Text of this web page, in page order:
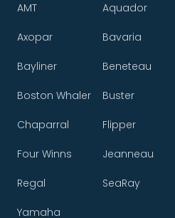
AMT Aquador
Axopar Bavaria
Bayliner Beneteau
Boston Whaler Buster
Chaparral Flipper
Four Winns Jeanneau
Regal SeaRay
Yamaha